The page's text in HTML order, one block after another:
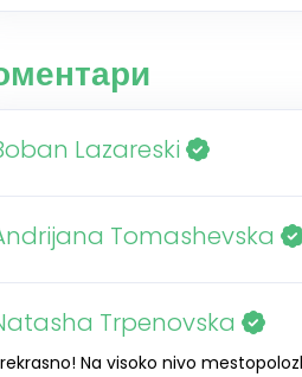
Lazareski
Tomashevska
Trpenovska
Na visoko nivo